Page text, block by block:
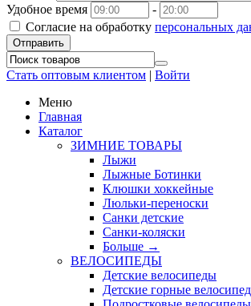
Удобное время
-
Согласие на обработку персональных
Отправить
Стать оптовым клиентом | Войти
Меню
Главная
Каталог
ЗИМНИЕ ТОВАРЫ
Лыжи
Лыжные Ботинки
Клюшки хоккейные
Люльки-переноски
Санки детские
Санки-коляски
Больше →
ВЕЛОСИПЕДЫ
Детские велосипеды
Детские горные